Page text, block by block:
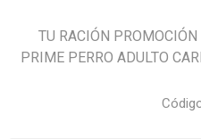
TU RACIÓN
PRIME PERRO ADULTO